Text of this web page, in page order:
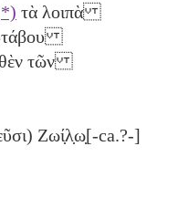
τὰ λοιπὰ
τῶν
Ζωί̣λ̣ω̣[-ca.?-]